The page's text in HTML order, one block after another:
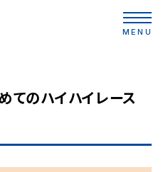
MENU
てのハイハイレース